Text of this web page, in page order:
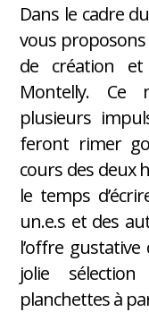
Dans le cadre
vous
de création
Montelly. Ce
plusieurs
feront rimer
cours des deux
le temps
un.e.s et des
l’offre
jolie
planchettes à